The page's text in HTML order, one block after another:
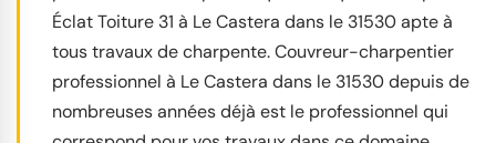
Éclat Toiture 31 à Le Castera dans le 31530 apte à
tous travaux de charpente. Couvreur-charpentier
professionnel à Le Castera dans le 31530 depuis de
nombreuses années déjà est le professionnel qui